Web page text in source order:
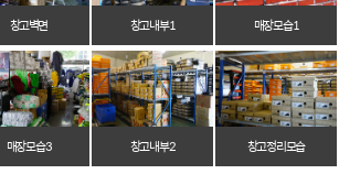
창고벽면 창고 내부 1 매장 모습 1
매장 모습 3 창고 내부 2 창고 정리 모습